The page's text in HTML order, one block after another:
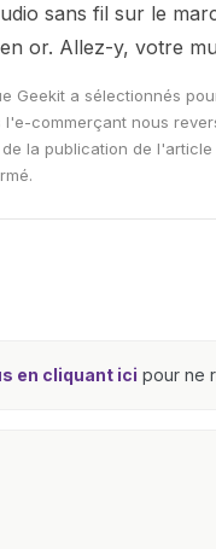
sans fil sur le
or. Allez-y, votre
Geekit a sélectionnés
commerçant nous
la publication de
en cliquant ici pour ne